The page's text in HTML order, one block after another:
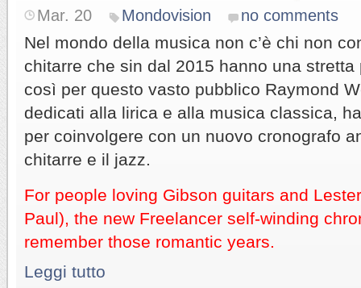
Mar. 20 Mondovision no comments
Nel mondo della musica non c’è chi non
chitarre che sin dal 2015 hanno una
così per questo vasto pubblico Raymond
dedicati alla lirica e alla musica classica,
per coinvolgere con un nuovo cronografo
chitarre e il jazz.
For people loving Gibson guitars and
Paul), the new Freelancer self-winding
remember those romantic years.
Leggi tutto